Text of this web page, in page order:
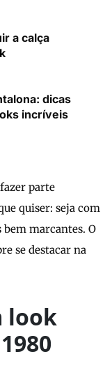
a calça
dicas
incríveis
parte
quiser: seja com
marcantes. O
se destacar na
look